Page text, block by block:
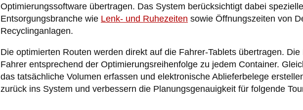
Optimierungssoftware übertragen. Das System berücksichtigt dabei
Entsorgungsbranche wie Lenk- und Ruhezeiten sowie Öffnungszeiten von
Recyclinganlagen.
Die optimierten Routen werden direkt auf die Fahrer-Tablets übertragen.
Fahrer entsprechend der Optimierungsreihenfolge zu jedem Container.
das tatsächliche Volumen erfassen und elektronische Ablieferbelege
zurück ins System und verbessern die Planungsgenauigkeit für folgende